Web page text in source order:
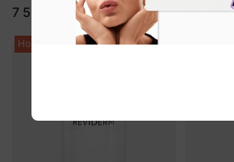
7 500 ₽
9 900 ₽
Новинка